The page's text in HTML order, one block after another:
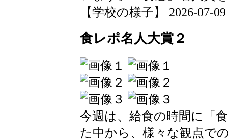
【学校の様子】 2026-07-
食レポ名人大賞２
今週は、給食の時間に「
た中から、様々な観点で